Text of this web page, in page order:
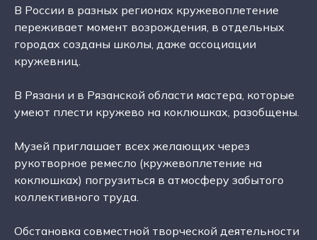
В России в разных регионах кружевоплетение
переживает момент возрождения, в отдельных
городах созданы школы, даже ассоциации
кружевниц.
В Рязани и в Рязанской области мастера, которые
умеют плести кружево на коклюшках, разобщены.
Музей приглашает всех желающих через
рукотворное ремесло (кружевоплетение на
коклюшках) погрузиться в атмосферу забытого
коллективного труда.
Обстановка совместной творческой деятельности